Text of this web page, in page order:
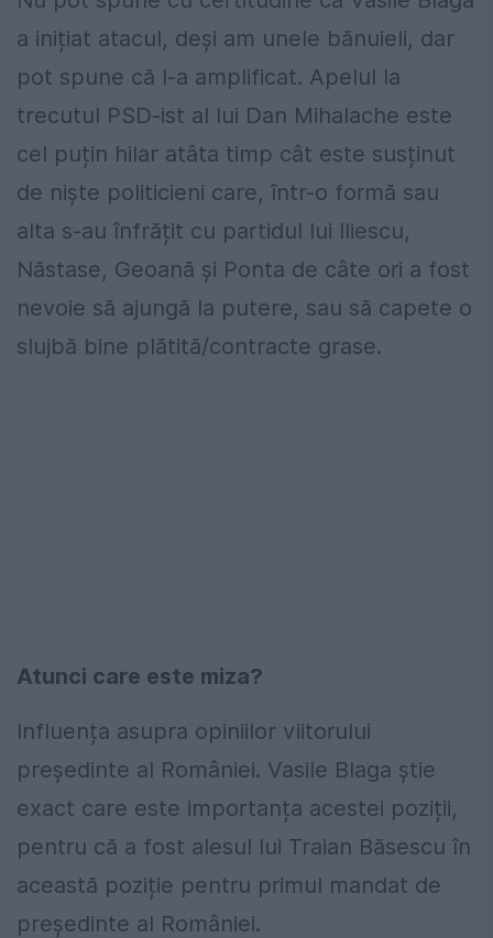
a inițiat atacul, deși am unele bănuieli, dar
pot spune că l-a amplificat. Apelul la
trecutul PSD-ist al lui Dan Mihalache este
cel puțin hilar atâta timp cât este susținut
de niște politicieni care, într-o formă sau
alta s-au înfrățit cu partidul lui Iliescu,
Năstase, Geoană și Ponta de câte ori a fost
nevoie să ajungă la putere, sau să capete o
slujbă bine plătită/contracte grase.
Atunci care este miza?
Influența asupra opiniilor viitorului
președinte al României. Vasile Blaga știe
exact care este importanța acestei poziții,
pentru că a fost alesul lui Traian Băsescu în
această poziție pentru primul mandat de
președinte al României.